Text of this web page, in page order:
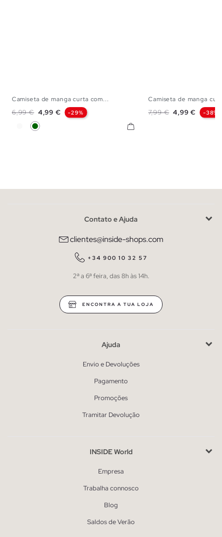
M
Camiseta de manga curta com...
Preço normal
6,99 € Preço
4,99 € -29%
BrancoVerde Escuro
L
Camiseta de manga
Preço normal
7,99 € Preço
4,99 € -38%
Contato e Ajuda
clientes@inside-shops.com
+34 900 10 32 57
2ª a 6ª feira, das 8h às 14h.
ENCONTRA A TUA LOJA
Ajuda
Envio e Devoluções
Pagamento
Promoções
Tramitar Devolução
INSIDE World
Empresa
Trabalha connosco
Blog
Saldos de Verão